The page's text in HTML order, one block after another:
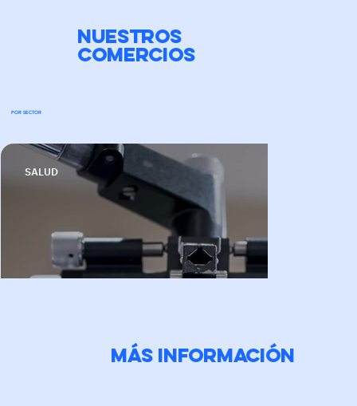
POR SECTOR
SALUD
NUESTROS
COMERCIOS
Más información